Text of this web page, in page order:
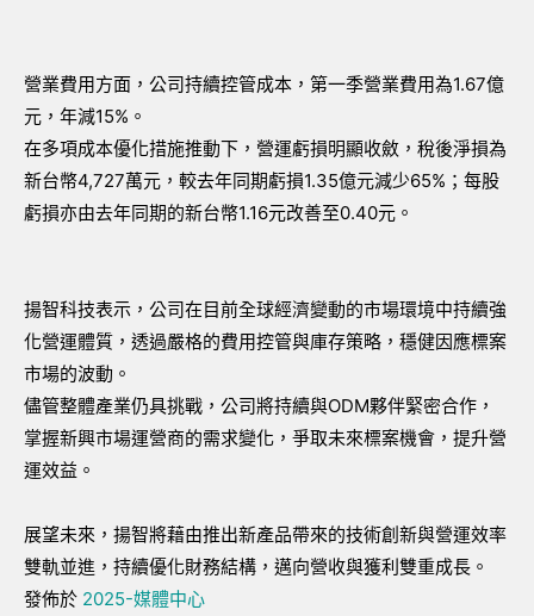
營業費用方面，公司持續控管成本，第一季營業費用為1.67億
元，年減15%。
在多項成本優化措施推動下，營運虧損明顯收斂，稅後淨損為
新台幣4,727萬元，較去年同期虧損1.35億元減少65%；每股
虧損亦由去年同期的新台幣1.16元改善至0.40元。
揚智科技表示，公司在目前全球經濟變動的市場環境中持續強
化營運體質，透過嚴格的費用控管與庫存策略，穩健因應標案
市場的波動。
儘管整體產業仍具挑戰，公司將持續與ODM夥伴緊密合作，
掌握新興市場運營商的需求變化，爭取未來標案機會，提升營
運效益。
展望未來，揚智將藉由推出新產品帶來的技術創新與營運效率
雙軌並進，持續優化財務結構，邁向營收與獲利雙重成長。
發佈於 2025-媒體中心